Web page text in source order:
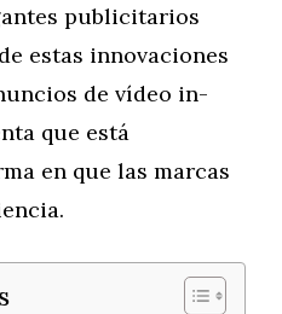
publicitarios
estas innovaciones
de vídeo in-
que está
en que las marcas